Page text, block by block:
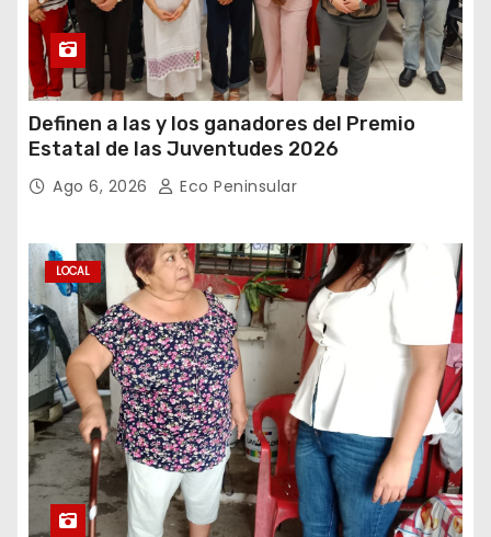
Definen a las y los ganadores del Premio
Estatal de las Juventudes 2026
Ago 6, 2026 Eco Peninsular
LOCAL